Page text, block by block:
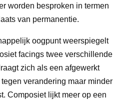
worden besproken in termen
van permanentie.
oogpunt weerspiegelt
facings twee verschillende
zich als een afgewerkt
verandering maar minder
Composiet lijkt meer op een